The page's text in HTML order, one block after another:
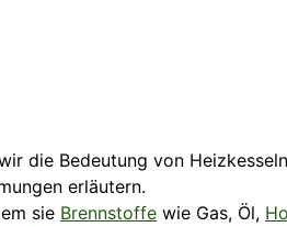
die Bedeutung von
erläutern.
sie Brennstoffe wie Gas, Öl,